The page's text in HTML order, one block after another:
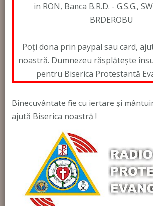
in RON, Banca B.R.D. - G.S.G.,
BRDEROBU
Poți dona prin paypal sau card,
noastră. Dumnezeu răsplătește
pentru Biserica Protestantă
Binecuvântate fie cu iertare și
ajută Biserica noastră !